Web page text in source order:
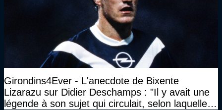
Girondins4Ever - L'anecdote de Bixente
Lizarazu sur Didier Deschamps : "Il y avait une
légende à son sujet qui circulait, selon laquelle il